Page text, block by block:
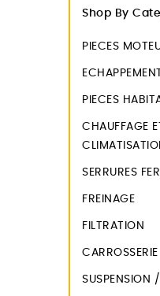
Shop By
PIECES
PIECES
CHAUFFAGE ET
SERRURES
FREINAGE
FILTRATION
CARROSSERIE
SUSPENSION